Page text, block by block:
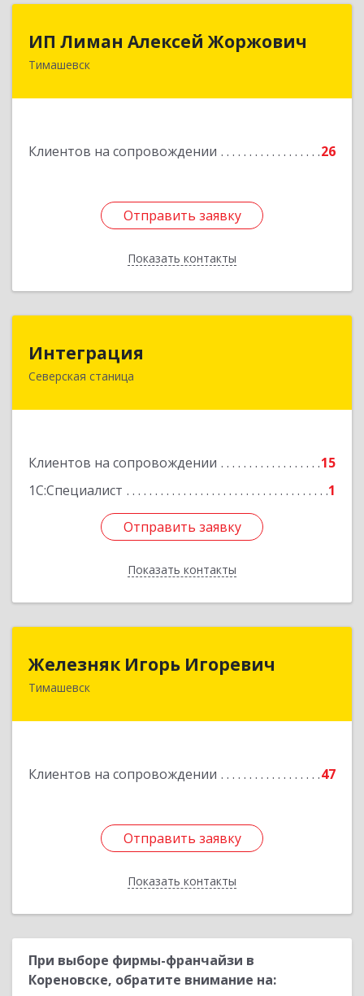
ИП Лиман Алексей Жоржович
Тимашевск
Клиентов на сопровождении 26
Отправить заявку
Показать контакты
ИП Лиман Алексей Жоржович
352731, Краснодарский край, Тимашевский р-н,
Отправить заявку
Назад
Интеграция
Северская станица
Клиентов на сопровождении
15
1С:Специалист
1
Отправить заявку
Показать контакты
353240, Краснодарский край, Северская ст-ца,
Отправить заявку
Назад
Железняк Игорь Игоревич
Тимашевск
Клиентов на сопровождении 47
Отправить заявку
Показать контакты
352700, Краснодарский край, Тимашевский р-н,
Отправить заявку
Назад
При выборе фирмы-франчайзи в
Кореновске, обратите внимание на: